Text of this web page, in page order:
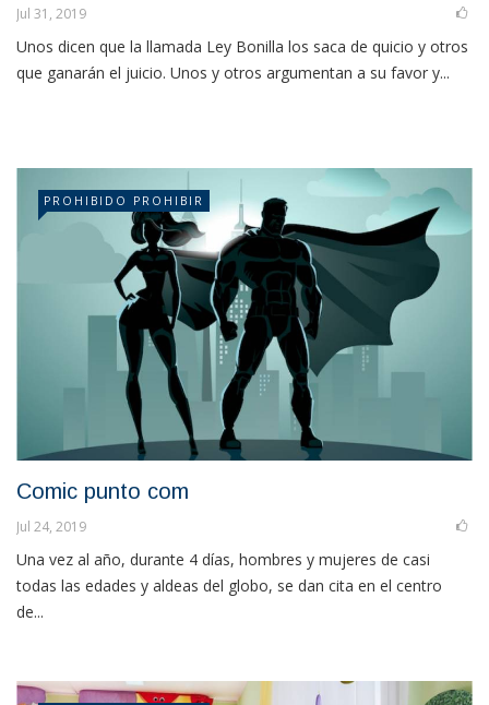
Jul 31, 2019
Unos dicen que la llamada Ley Bonilla los saca de quicio y otros
que ganarán el juicio. Unos y otros argumentan a su favor y...
PROHIBIDO PROHIBIR
Comic punto com
Jul 24, 2019
Una vez al año, durante 4 días, hombres y mujeres de casi
todas las edades y aldeas del globo, se dan cita en el centro
de...